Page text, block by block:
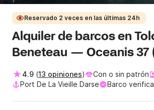
Reservado 2 veces en las últimas 24h
Alquiler de barcos en
Beneteau — Oceanis 37
4.9 (13 opiniones) Con o sin patrón
Port De La Vieille Darse
Barco